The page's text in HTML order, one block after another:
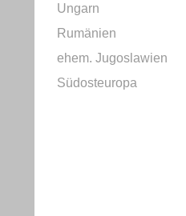
Ungarn
Rumänien
ehem. Jugoslawien
Südosteuropa